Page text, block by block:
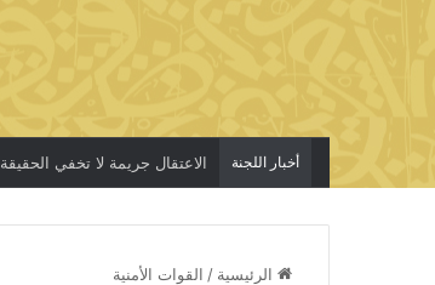
أخبار اللجنة الاعتقال جريمة لا تخفي الحقيقة
الرئيسية / القوات الأمنية